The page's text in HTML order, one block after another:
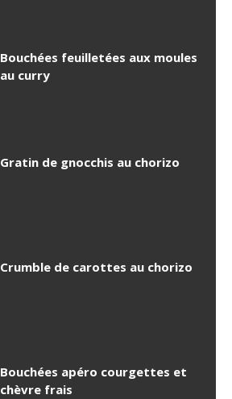
Bouchées feuilletées aux moules
au curry
Gratin de gnocchis au chorizo
Crumble de carottes au chorizo
Bouchées apéro courgettes et
chèvre frais